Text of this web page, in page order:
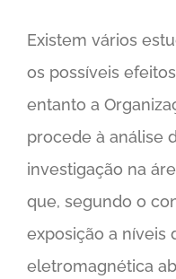
Existem vários
os possíveis
entanto a
procede à análise
investigação na
que, segundo o
exposição a níveis
eletromagnética